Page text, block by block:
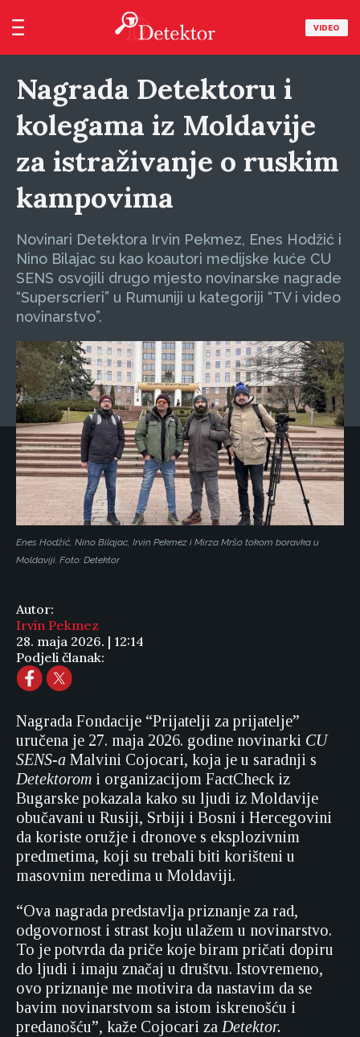
VIDEO
Nagrada Detektoru i
kolegama iz Moldavije
za istraživanje o ruskim
kampovima
Novinari Detektora Irvin Pekmez, Enes Hodžić i
Nino Bilajac su kao koautori medijske kuće CU
SENS osvojili drugo mjesto novinarske nagrade
“Superscrieri” u Rumuniji u kategoriji “TV i video
novinarstvo”.
Enes Hodžić, Nino Bilajac, Irvin Pekmez i Mirza Mršo tokom boravka u
Moldaviji. Foto: Detektor
Autor:
Irvin Pekmez
28. maja 2026. | 12:14
Podjeli članak:
Nagrada Fondacije “Prijatelji za prijatelje”
uručena je 27. maja 2026. godine novinarki CU
SENS-a Malvini Cojocari, koja je u saradnji s
Detektorom i organizacijom FactCheck iz
Bugarske pokazala kako su ljudi iz Moldavije
obučavani u Rusiji, Srbiji i Bosni i Hercegovini
da koriste oružje i dronove s eksplozivnim
predmetima, koji su trebali biti korišteni u
masovnim neredima u Moldaviji.
“Ova nagrada predstavlja priznanje za rad,
odgovornost i strast koju ulažem u novinarstvo.
To je potvrda da priče koje biram pričati dopiru
do ljudi i imaju značaj u društvu. Istovremeno,
ovo priznanje me motivira da nastavim da se
bavim novinarstvom sa istom iskrenošću i
predanošću”, kaže Cojocari za Detektor.